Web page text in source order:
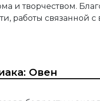
и творчеством.
работы связанной
Овен